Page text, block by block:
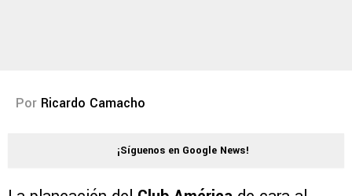
Por Ricardo Camacho
¡Síguenos en Google News!